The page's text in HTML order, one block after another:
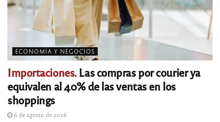
ECONOMÍA Y NEGOCIOS
Importaciones.Las compras por courier ya
equivalen al 40% de las ventas en los
shoppings
6 de agosto de 2026